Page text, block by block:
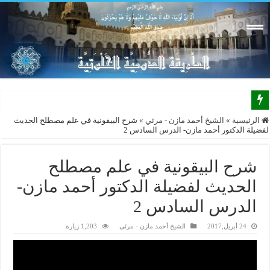
الرئيسية » الشيخ أحمد مازن - مرئي » شرح البيقونية في علم مصطلح الحديث
لفضيلة الدكتور أحمد مازن- الدرس السادس 2
شرح البيقونية في علم مصطلح
الحديث لفضيلة الدكتور أحمد مازن-
الدرس السادس 2
24 أبريل,2017 الشيخ أحمد مازن - مرئي 1,203 زيارة